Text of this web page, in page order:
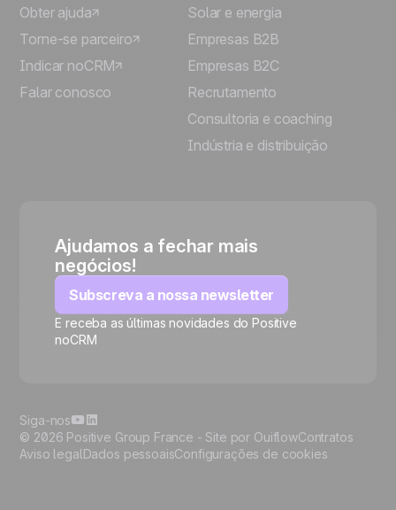
Manage cookies
Obter ajuda
Torne-se parceiro
Indicar noCRM
Falar conosco
Solar e energia
Empresas B2B
Empresas B2C
Recrutamento
Consultoria e coaching
Indústria e distribuição
Ajudamos a fechar mais
negócios!
Subscreva a nossa newsletter
E receba as últimas novidades do Positive
noCRM
© 2026 Positive Group France - Site por OuiflowContratos
Aviso legalDados pessoaisConfigurações de cookies
Siga-nos